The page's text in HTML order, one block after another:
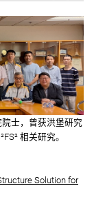
士，曾获洪堡研究
相关研究。
Solution for